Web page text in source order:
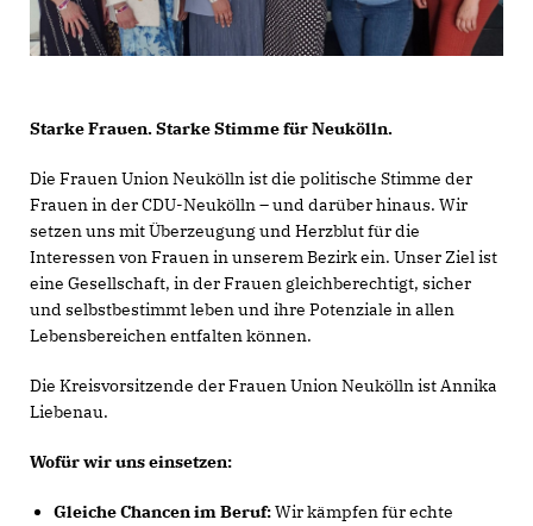
Starke Frauen. Starke Stimme für Neukölln.
Die Frauen Union Neukölln ist die politische Stimme der
Frauen in der CDU-Neukölln – und darüber hinaus. Wir
setzen uns mit Überzeugung und Herzblut für die
Interessen von Frauen in unserem Bezirk ein. Unser Ziel ist
eine Gesellschaft, in der Frauen gleichberechtigt, sicher
und selbstbestimmt leben und ihre Potenziale in allen
Lebensbereichen entfalten können.
Die Kreisvorsitzende der Frauen Union Neukölln ist Annika
Liebenau.
Wofür wir uns einsetzen:
Gleiche Chancen im Beruf:Wir kämpfen für echte